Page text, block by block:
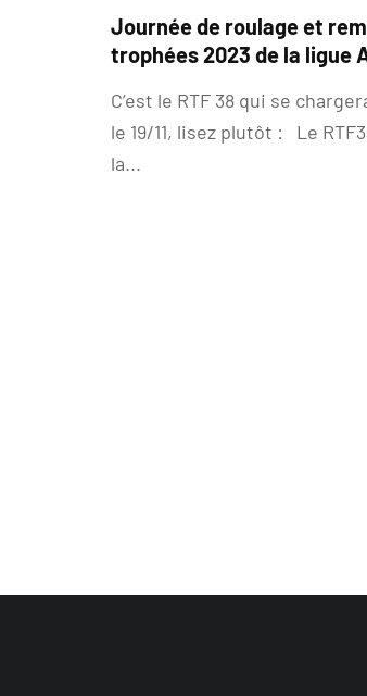
Journée de roulage et
trophées 2023 de la ligue
C’est le RTF 38 qui se
le 19/11, lisez plutôt : Le
la...